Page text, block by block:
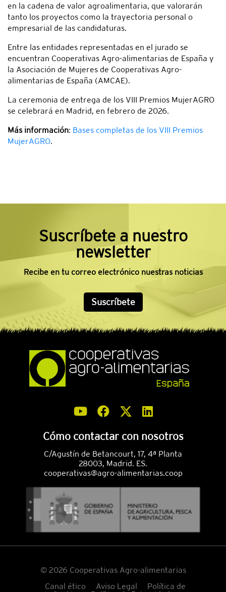
en la cadena de valor agroalimentaria, que valorarán
tanto los proyectos como la trayectoria personal o
empresarial de las candidaturas.
Entre las entidades representadas en el jurado se
encuentran Cooperativas Agro-alimentarias de España y
la Asociación de Mujeres de Cooperativas Agro-
alimentarias de España (AMCAE).
La ceremonia de entrega de los VIII Premios MujerAGRO
se celebrará en Madrid, en febrero de 2026.
Más información: Bases completas de los VIII Premios
MujerAGRO.
Suscríbete a nuestro
newsletter
Recibe en tu correo electrónico nuestras noticias
Suscríbete
Cómo contactar con nosotros
C/Agustín de Betancourt, 17, 4ª Planta
28003, Madrid. ES.
cooperativas@agro-alimentarias.coop
© 2026 Cooperativas Agro-alimentarias
Canal ético
Aviso Legal
Política de